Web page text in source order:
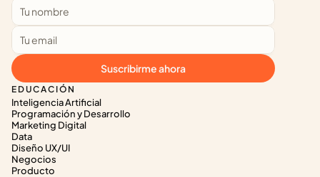
EDUCACIÓN
Inteligencia Artificial
Programación y Desarrollo
Marketing Digital
Data
Diseño UX/UI
Negocios
Producto
Suscribirme ahora